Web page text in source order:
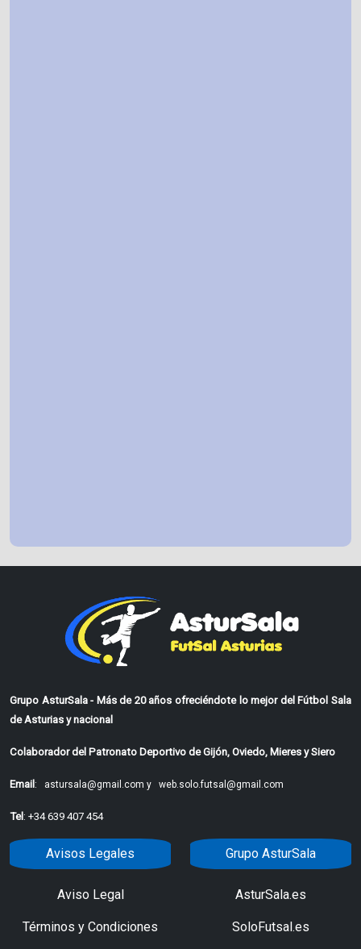
Grupo AsturSala - Más de 20 años ofreciéndote lo mejor del Fútbol Sala
de Asturias y nacional
Colaborador del Patronato Deportivo de Gijón, Oviedo, Mieres y Siero
Email: astursala@gmail.com y web.solo.futsal@gmail.com
Tel: +34 639 407 454
Avisos Legales
Aviso Legal
Términos y Condiciones
Grupo AsturSala
AsturSala.es
SoloFutsal.es